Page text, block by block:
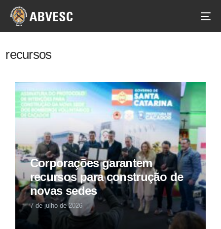
recursos
Corporações garantem
recursos para construção de
novas sedes
7 de julho de 2026